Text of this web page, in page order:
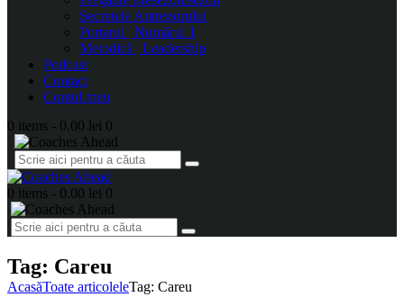
Secretele Antrenorului
Portarul | Numărul 1
Metodică | Leadership
Podcast
Contact
Contul meu
0 items - 0.00 lei 0
0 items - 0.00 lei 0
Tag: Careu
AcasăToate articoleleTag: Careu